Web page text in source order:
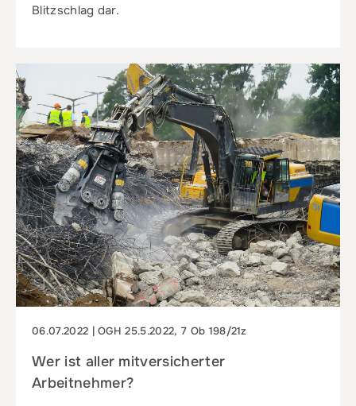
Blitzschlag dar.
06.07.2022 | OGH 25.5.2022, 7 Ob 198/21z
Wer ist aller mitversicherter
Arbeitnehmer?